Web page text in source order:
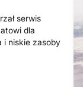
serwis
dla
i niskie zasoby